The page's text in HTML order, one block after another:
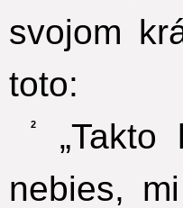
svojom
toto:
2
nebies,